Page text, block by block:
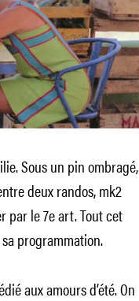
Sous un pin ombragé,
deux randos, mk2
par le 7e art. Tout cet
programmation.
aux amours d’été. On